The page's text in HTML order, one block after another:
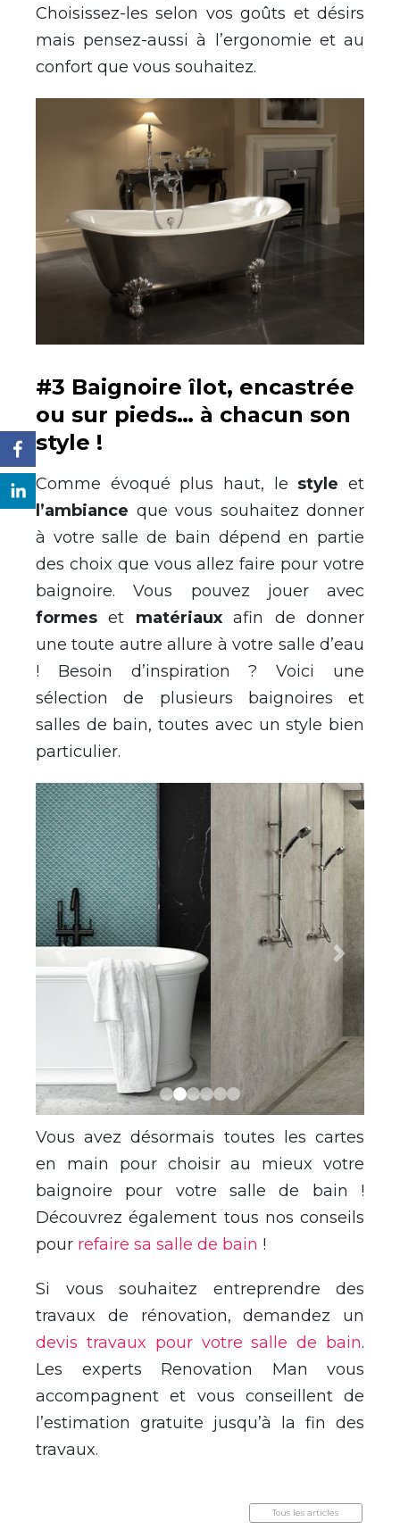
Choisissez-les selon vos goûts et désirs
mais pensez-aussi à l’ergonomie et au
confort que vous souhaitez.
#3 Baignoire îlot, encastrée
ou sur pieds… à chacun son
style !
Comme évoqué plus haut, le style et
l’ambiance que vous souhaitez donner
à votre salle de bain dépend en partie
des choix que vous allez faire pour votre
baignoire. Vous pouvez jouer avec
formes et matériauxafin de donner
une toute autre allure à votre salle d’eau
! Besoin d’inspiration ? Voici une
sélection de plusieurs baignoires et
salles de bain, toutes avec un style bien
particulier.
Previous Next
Vous avez désormais toutes les cartes
en main pour choisir au mieux votre
baignoire pour votre salle de bain !
Découvrez également tous nos conseils
pour refaire sa salle de bain !
Si vous souhaitez entreprendre des
travaux de rénovation, demandez un
devis travaux pour votre salle de bain.
Les experts Renovation Man vous
accompagnent et vous conseillent de
l’estimation gratuite jusqu’à la fin des
travaux.
Tous les articles